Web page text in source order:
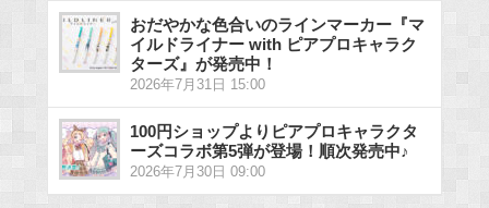
おだやかな色合いのラインマーカー『マ
イルドライナー with ピアプロキャラク
ターズ』が発売中！
2026年7月31日 15:00
100円ショップよりピアプロキャラクタ
ーズコラボ第5弾が登場！順次発売中♪
2026年7月30日 09:00